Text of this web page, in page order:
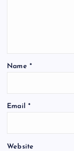
Name *
Email *
Website